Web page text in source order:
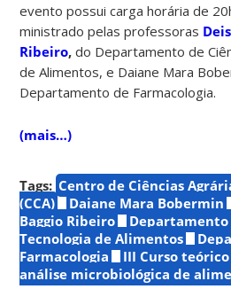
evento possui carga horária de
ministrado pelas professoras
Ribeiro,do Departamento de
de Alimentos, e Daiane Mara
Departamento de Farmacologia.
(mais…)
Tags: Centro de Ciências
(CCA)
Daiane Mara Bobermin
Baggio Ribeiro
Departamento
Tecnologia de Alimentos
Farmacologia
III Curso
análise microbiológica de